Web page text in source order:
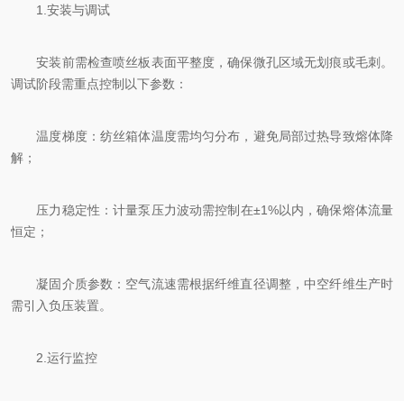
1.安装与调试
安装前需检查喷丝板表面平整度，确保微孔区域无划痕或毛刺。
调试阶段需重点控制以下参数：
温度梯度：纺丝箱体温度需均匀分布，避免局部过热导致熔体降
解；
压力稳定性：计量泵压力波动需控制在±1%以内，确保熔体流量
恒定；
凝固介质参数：空气流速需根据纤维直径调整，中空纤维生产时
需引入负压装置。
2.运行监控